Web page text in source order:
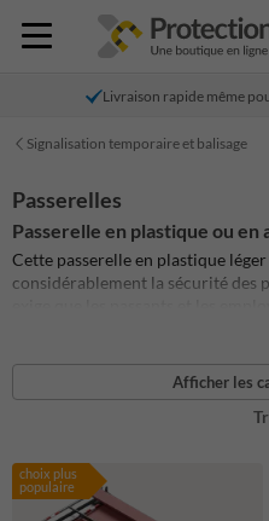
Livraison rapide même
Signalisation temporaire et balisage
Passerelles
Passerelle en plastique ou en
Cette passerelle en plastique
considérablement la sécurité des
exige que les passants et les
marche sûr. La passerelle est
Celle-ci est également équipée
bandes réfléchissantes rouge/
facilement déplacée.
Afficher les
choix plus
populaire